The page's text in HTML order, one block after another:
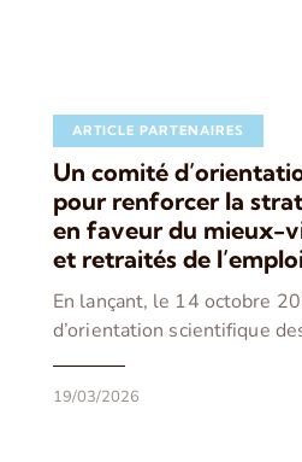
ARTICLE PARTENAIRES
Un comité
pour renforcer la
en faveur du mieux-
et retraités de
En lançant, le 14 octobre
d’orientation scientifique
19/03/2026